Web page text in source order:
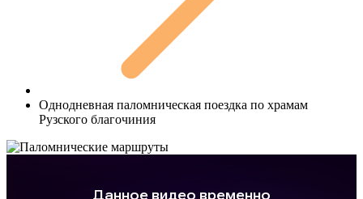
Однодневная паломническая поездка по храмам
Рузского благочиния